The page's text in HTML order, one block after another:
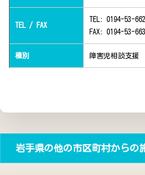
TEL / FAX
TEL: 0194-53-
FAX: 0194-53-
種別 障害児相談支援
岩手県の他の市区町村からの